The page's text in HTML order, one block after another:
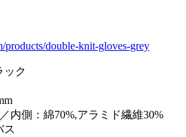
products/double-knit-gloves-grey
ック
内側：綿70%,アラミド繊維30%
ス